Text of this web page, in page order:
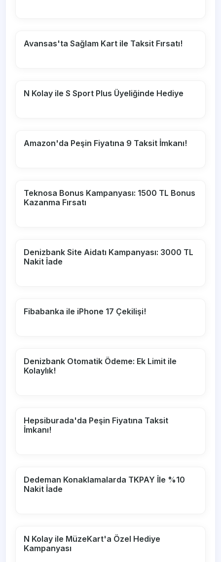
Avansas'ta Sağlam Kart ile Taksit Fırsatı!
N Kolay ile S Sport Plus Üyeliğinde Hediye
Amazon'da Peşin Fiyatına 9 Taksit İmkanı!
Teknosa Bonus Kampanyası: 1500 TL Bonus
Kazanma Fırsatı
Denizbank Site Aidatı Kampanyası: 3000 TL
Nakit İade
Fibabanka ile iPhone 17 Çekilişi!
Denizbank Otomatik Ödeme: Ek Limit ile
Kolaylık!
Hepsiburada'da Peşin Fiyatına Taksit
İmkanı!
Dedeman Konaklamalarda TKPAY İle %10
Nakit İade
N Kolay ile MüzeKart'a Özel Hediye
Kampanyası